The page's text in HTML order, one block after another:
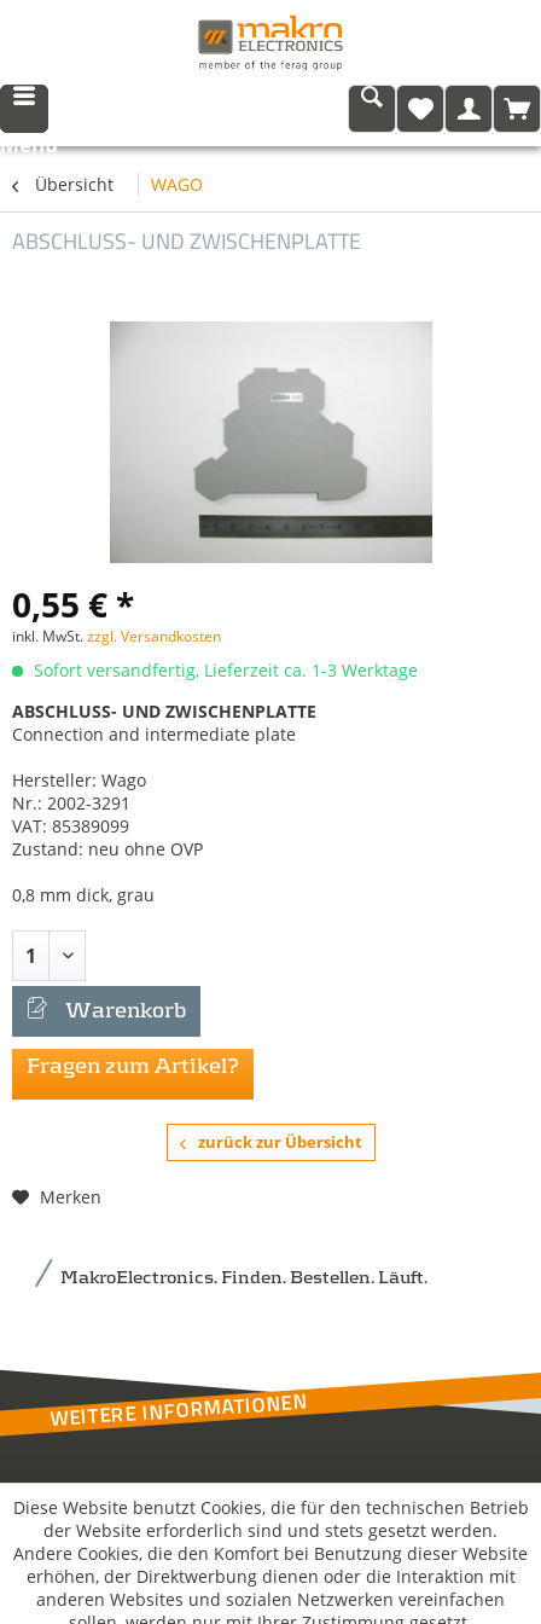
Menü
Übersicht WAGO
ABSCHLUSS- UND ZWISCHENPLATTE
0,55 € *
inkl. MwSt.zzgl. Versandkosten
Sofort versandfertig, Lieferzeit ca. 1-3 Werktage
ABSCHLUSS- UND ZWISCHENPLATTE
Connection and intermediate plate
Hersteller: Wago
Nr.: 2002-3291
VAT: 85389099
Zustand: neu ohne OVP
0,8 mm dick, grau
Warenkorb
Fragen zum Artikel?
zurück zur Übersicht
Merken
MakroElectronics. Finden. Bestellen. Läuft.
WEITERE INFORMATIONEN
Kontakt
MakroSolutions
Diese Website benutzt Cookies, die für den technischen Betrieb
der Website erforderlich sind und stets gesetzt werden.
Andere Cookies, die den Komfort bei Benutzung dieser Website
erhöhen, der Direktwerbung dienen oder die Interaktion mit
anderen Websites und sozialen Netzwerken vereinfachen